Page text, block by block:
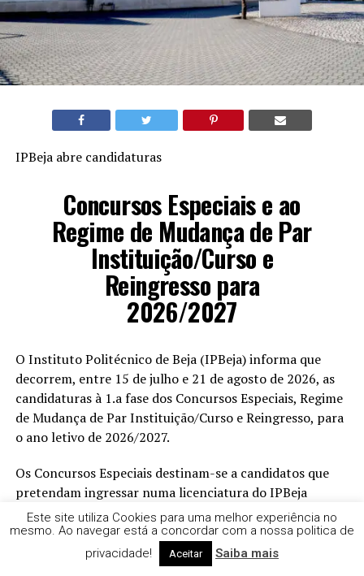
IPBeja abre candidaturas
Concursos Especiais e ao
Regime de Mudança de Par
Instituição/Curso e
Reingresso para
2026/2027
O Instituto Politécnico de Beja (IPBeja) informa que
decorrem, entre 15 de julho e 21 de agosto de 2026, as
candidaturas à 1.a fase dos Concursos Especiais, Regime
de Mudança de Par Instituição/Curso e Reingresso, para
o ano letivo de 2026/2027.
Os Concursos Especiais destinam-se a candidatos que
pretendam ingressar numa licenciatura do IPBeja
através de uma das seguintes modalidades:
• Maiores de 23 anos;
• Titulares de um Diploma de Especialização
Este site utiliza Cookies para uma melhor experiência no
mesmo. Ao navegar está a concordar com a nossa politica de
privacidade!
Aceitar Saiba mais